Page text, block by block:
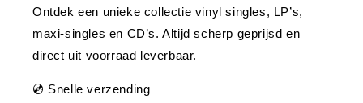
Ontdek een unieke collectie vinyl singles, LP’s,
maxi-singles en CD’s. Altijd scherp geprijsd en
direct uit voorraad leverbaar.
💿 Snelle verzending